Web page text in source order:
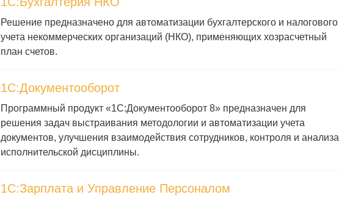
Решение предназначено для автоматизации бухгалтерского и налогового
учета некоммерческих организаций (НКО), применяющих хозрасчетный
план счетов.
1С:Документооборот
Программный продукт «1С:Документооборот 8» предназначен для
решения задач выстраивания методологии и автоматизации учета
документов, улучшения взаимодействия сотрудников, контроля и анализа
исполнительской дисциплины.
1С:Зарплата и Управление Персоналом